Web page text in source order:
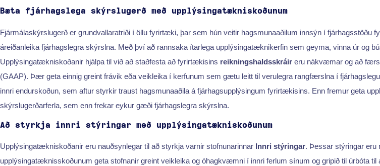
Bæta fjárhagslega skýrslugerð með upplýsingatækniskoðunum
Fjármálaskýrslugerð er grundvallaratriði í öllu fyrirtæki, þar sem hún veitir hagsmunaaðilum innsýn í fjárhagsstöðu
áreiðanleika fjárhagslegra skýrslna. Með því að rannsaka ítarlega upplýsingatæknikerfin sem geyma, vinna úr og
Upplýsingatækniskoðanir hjálpa til við að staðfesta að fyrirtækisins reikningshaldsskráir eru nákvæmar og að
(GAAP). Þær geta einnig greint frávik eða veikleika í kerfunum sem gætu leitt til verulegra rangfærslna í
innri endurskoðun, sem aftur styrkir traust hagsmunaaðila á fjárhagsupplýsingum fyrirtækisins. Enn fremur geta
skýrslugerðarferla, sem enn frekar eykur gæði fjárhagslegra skýrslna.
Að styrkja innri stýringar með upplýsingatækniskoðunum
Upplýsingatækniskoðanir eru nauðsynlegar til að styrkja varnir stofnunarinnar Innri stýringar. Þessar stýringar eru
upplýsingatæknisskoðunum geta stofnanir greint veikleika og óhagkvæmni í innri ferlum sínum og gripið til úrbóta